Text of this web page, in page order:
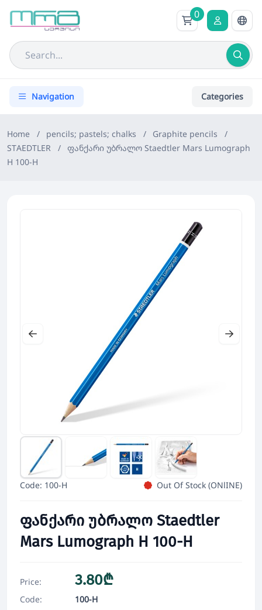
0
Navigation Categories
Home / pencils; pastels; chalks / Graphite pencils
/
STAEDTLER
/
ფანქარი უბრალო Staedtler Mars Lumograph
H 100-H
Code: 100-H Out Of Stock (ONlINE)
ფანქარი უბრალო Staedtler
Mars Lumograph H 100-H
Price: 3.80₾
Code:
100-H